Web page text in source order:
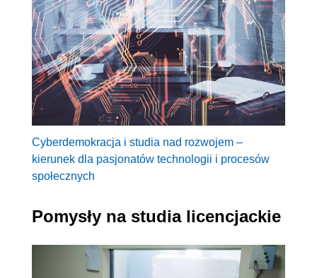
Cyberdemokracja i studia nad rozwojem –
kierunek dla pasjonatów technologii i procesów
społecznych
Pomysły na studia licencjackie